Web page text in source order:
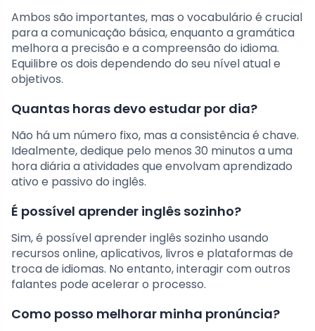
Ambos são importantes, mas o vocabulário é crucial
para a comunicação básica, enquanto a gramática
melhora a precisão e a compreensão do idioma.
Equilibre os dois dependendo do seu nível atual e
objetivos.
Quantas horas devo estudar por dia?
Não há um número fixo, mas a consistência é chave.
Idealmente, dedique pelo menos 30 minutos a uma
hora diária a atividades que envolvam aprendizado
ativo e passivo do inglês.
É possível aprender inglês sozinho?
Sim, é possível aprender inglês sozinho usando
recursos online, aplicativos, livros e plataformas de
troca de idiomas. No entanto, interagir com outros
falantes pode acelerar o processo.
Como posso melhorar minha pronúncia?